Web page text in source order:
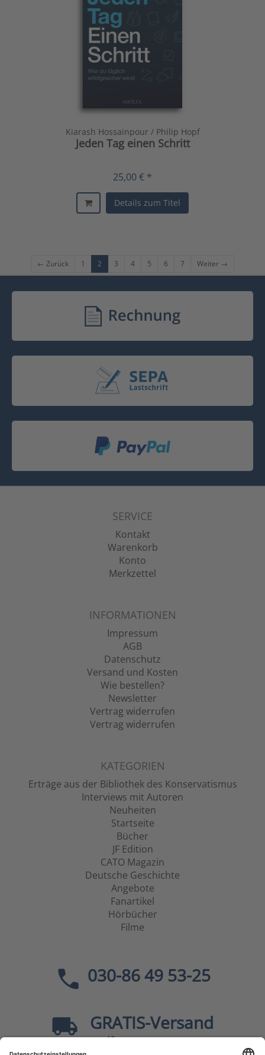
Kiarash Hossainpour / Philip Hopf
Jeden Tag einen Schritt
25,00 € *
Details zum Titel
← Zurück 1 2 3 4 5 6 7 Weiter →
SERVICE
Kontakt
Warenkorb
Konto
Merkzettel
INFORMATIONEN
Impressum
AGB
Datenschutz
Versand und Kosten
Wie bestellen?
Newsletter
Vertrag widerrufen
Vertrag widerrufen
KATEGORIEN
Erträge aus der Bibliothek des Konservatismus
Interviews mit Autoren
Neuheiten
Startseite
Bücher
JF Edition
CATO Magazin
Deutsche Geschichte
Angebote
Fanartikel
Hörbücher
Filme
030-86 49 53-25
GRATIS-Versand
40